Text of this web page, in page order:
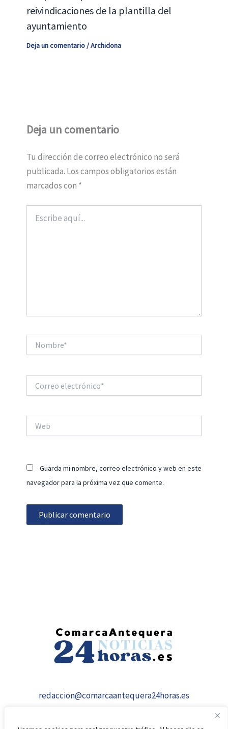
reivindicaciones de la plantilla del
ayuntamiento
Deja un comentario/Archidona
Deja un comentario
Tu dirección de correo electrónico no será
publicada. Los campos obligatorios están
marcados con *
aquí...
electrónico*
Guarda mi nombre, correo electrónico y web en este
navegador para la próxima vez que comente.
redaccion@comarcaantequera24horas.es